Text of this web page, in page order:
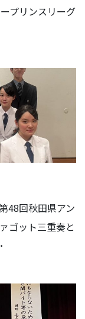
プリンスリーグ
48回秋田県アン
ゴット三重奏と